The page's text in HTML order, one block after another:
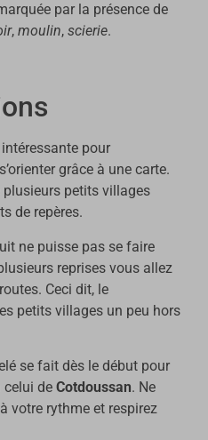
par la présence de
, moulin, scierie.
pour
grâce à une carte.
plusieurs petits villages
de repères.
ne puisse pas se faire
reprises vous allez
Ceci dit, le
petits villages un peu hors
se fait dès le début pour
celui de Cotdoussan. Ne
votre rythme et respirez